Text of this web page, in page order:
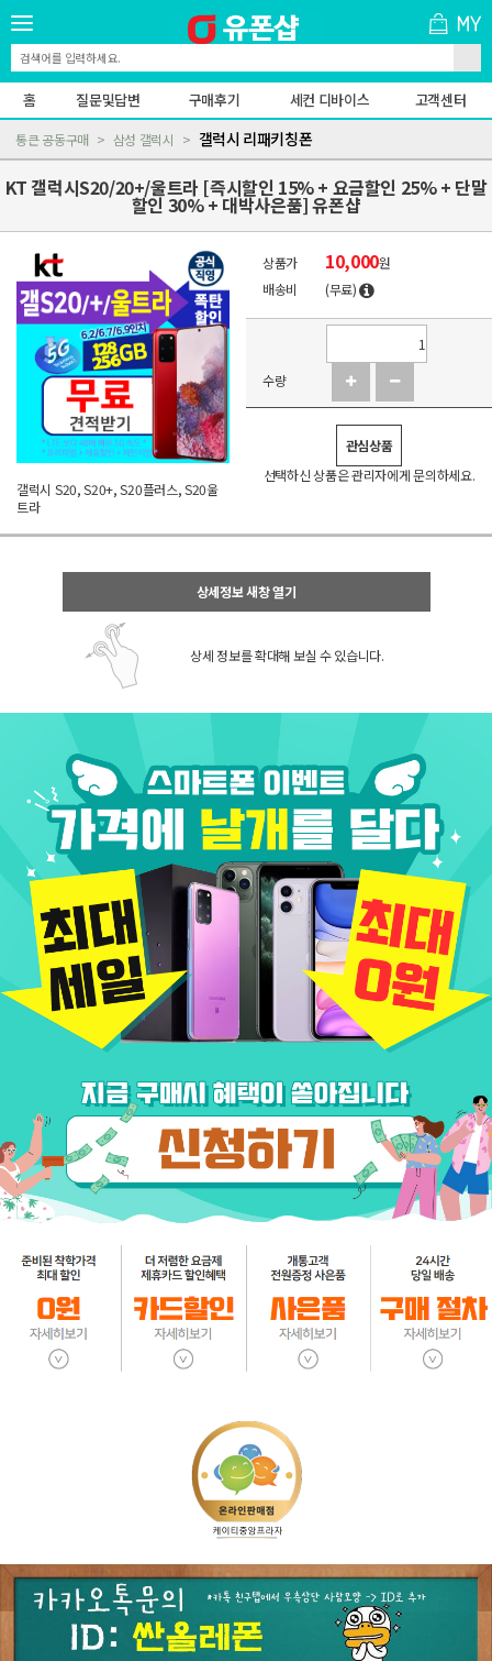
홈 질문및답변 구매후기 세컨 디바이스 고객센터
통큰 공동구매 삼성 갤럭시 갤럭시 리패키칭폰
KT 갤럭시S20/20+/울트라 [즉시할인 15% + 요금할인 25% + 단말
할인 30% + 대박사은품] 유폰샵
갤럭시 S20, S20+, S20플러스, S20울
트라
상품가 10,000원
배송비
(무료)
수량
관심상품
선택하신 상품은 관리자에게 문의하세요.
상세정보 새창 열기
상세 정보를 확대해 보실 수 있습니다.